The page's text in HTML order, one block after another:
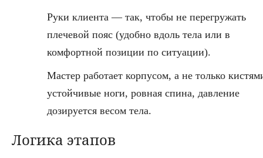
Руки клиента — так, чтобы не перегружать
плечевой пояс (удобно вдоль тела или в
комфортной позиции по ситуации).
Мастер работает корпусом, а не только
устойчивые ноги, ровная спина, давление
дозируется весом тела.
Логика этапов